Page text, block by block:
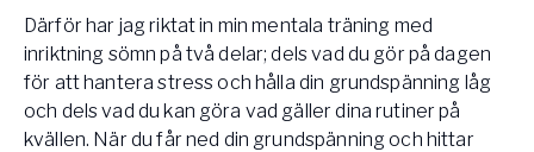
Därför har jag riktat in min mentala träning med
inriktning sömn på två delar; dels vad du gör på dagen
för att hantera stress och hålla din grundspänning låg
och dels vad du kan göra vad gäller dina rutiner på
kvällen. När du får ned din grundspänning och hittar